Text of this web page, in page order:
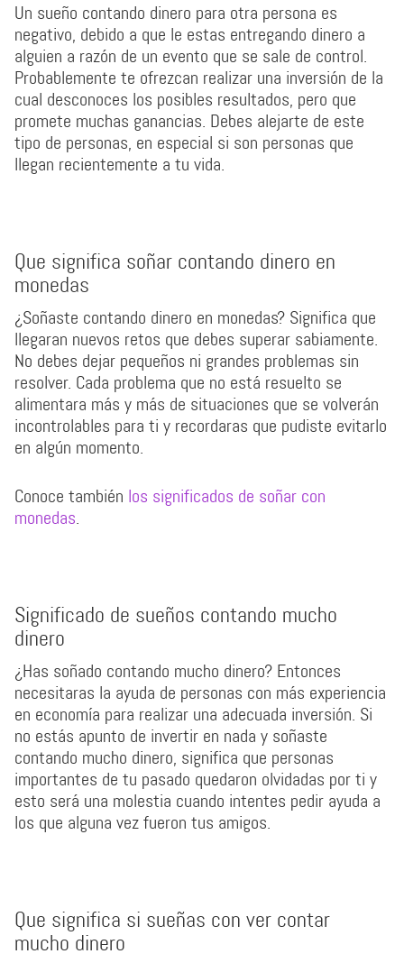
Un sueño contando dinero para otra persona es
negativo, debido a que le estas entregando dinero a
alguien a razón de un evento que se sale de control.
Probablemente te ofrezcan realizar una inversión de la
cual desconoces los posibles resultados, pero que
promete muchas ganancias. Debes alejarte de este
tipo de personas, en especial si son personas que
llegan recientemente a tu vida.
Que significa soñar contando dinero en
monedas
¿Soñaste contando dinero en monedas? Significa que
llegaran nuevos retos que debes superar sabiamente.
No debes dejar pequeños ni grandes problemas sin
resolver. Cada problema que no está resuelto se
alimentara más y más de situaciones que se volverán
incontrolables para ti y recordaras que pudiste evitarlo
en algún momento.
Conoce también los significados de soñar con
monedas.
Significado de sueños contando mucho
dinero
¿Has soñado contando mucho dinero? Entonces
necesitaras la ayuda de personas con más experiencia
en economía para realizar una adecuada inversión. Si
no estás apunto de invertir en nada y soñaste
contando mucho dinero, significa que personas
importantes de tu pasado quedaron olvidadas por ti y
esto será una molestia cuando intentes pedir ayuda a
los que alguna vez fueron tus amigos.
Que significa si sueñas con ver contar
mucho dinero